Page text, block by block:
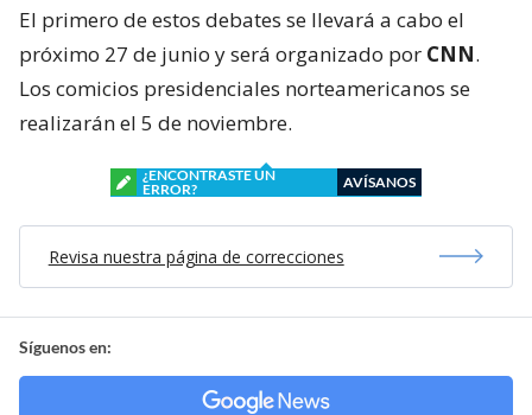
El primero de estos debates se llevará a cabo el
próximo 27 de junio y será organizado por CNN.
Los comicios presidenciales norteamericanos se
realizarán el 5 de noviembre.
¿ENCONTRASTE UN
ERROR?
AVÍSANOS
Revisa nuestra página de correcciones
Síguenos en: